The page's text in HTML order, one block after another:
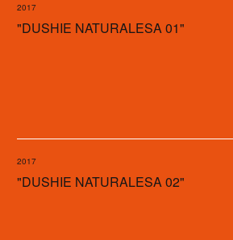
"DUSHIE NATURALESA 01"
2017
"DUSHIE NATURALESA 02"
2017